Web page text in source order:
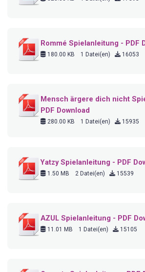
Rommé Spielanleitung - PDF
180.00 KB 1 Datei(en) 16053
Mensch ärgere dich nicht
PDF Download
280.00 KB 1 Datei(en) 15935
Yatzy Spielanleitung - PDF
1.50 MB 2 Datei(en) 15539
AZUL Spielanleitung - PDF
11.01 MB 1 Datei(en) 15105